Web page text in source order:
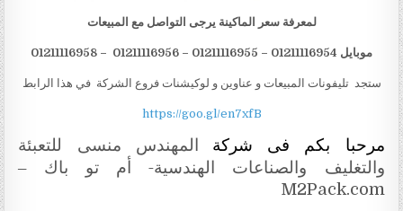
لمعرفة سعر الماكينة يرجى التواصل مع المبيعات
موبايل 012 11116954 – 01211116955 – 01211116956 – 01211116958
ستجد تليفونات المبيعات و عناوين و لوكيشنات فروع الشركة في هذا الرابط
https://goo.gl/en7xfB
مرحبا بكم فى شركة
المهندس منسى للتعبئة
والتغليف والصناعات الهندسية- أم تو باك –
M2Pack.com